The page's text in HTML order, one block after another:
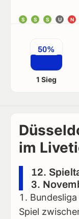
S S S U N
50%
1 Sieg
im
12.
3.
Spiel